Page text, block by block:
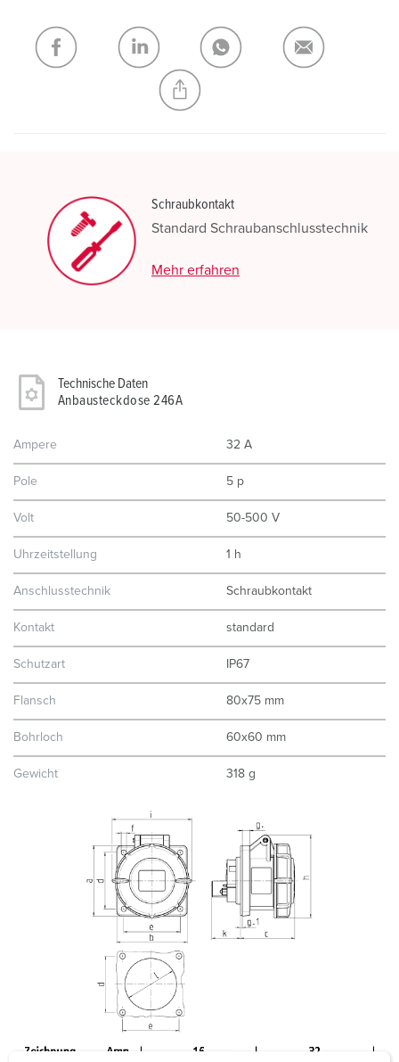
Schraubkontakt
Standard Schraubanschlusstechnik
Mehr erfahren
Technische Daten
Anbausteckdose 246A
Ampere 32 A
Pole 5 p
Volt 50-500 V
Uhrzeitstellung 1 h
Anschlusstechnik Schraubkontakt
Kontakt standard
Schutzart IP67
Flansch 80x75 mm
Bohrloch 60x60 mm
Gewicht 318 g